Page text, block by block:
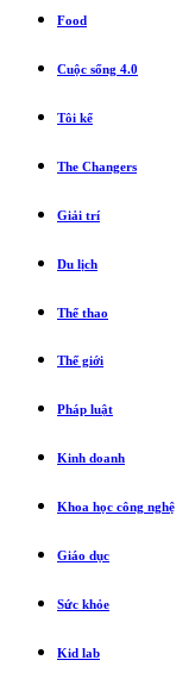
Food
Cuộc sống 4.0
Tôi kể
The Changers
Giải trí
Du lịch
Thể thao
Thế giới
Pháp luật
Kinh doanh
Khoa học công nghệ
Giáo dục
Sức khỏe
Kid lab